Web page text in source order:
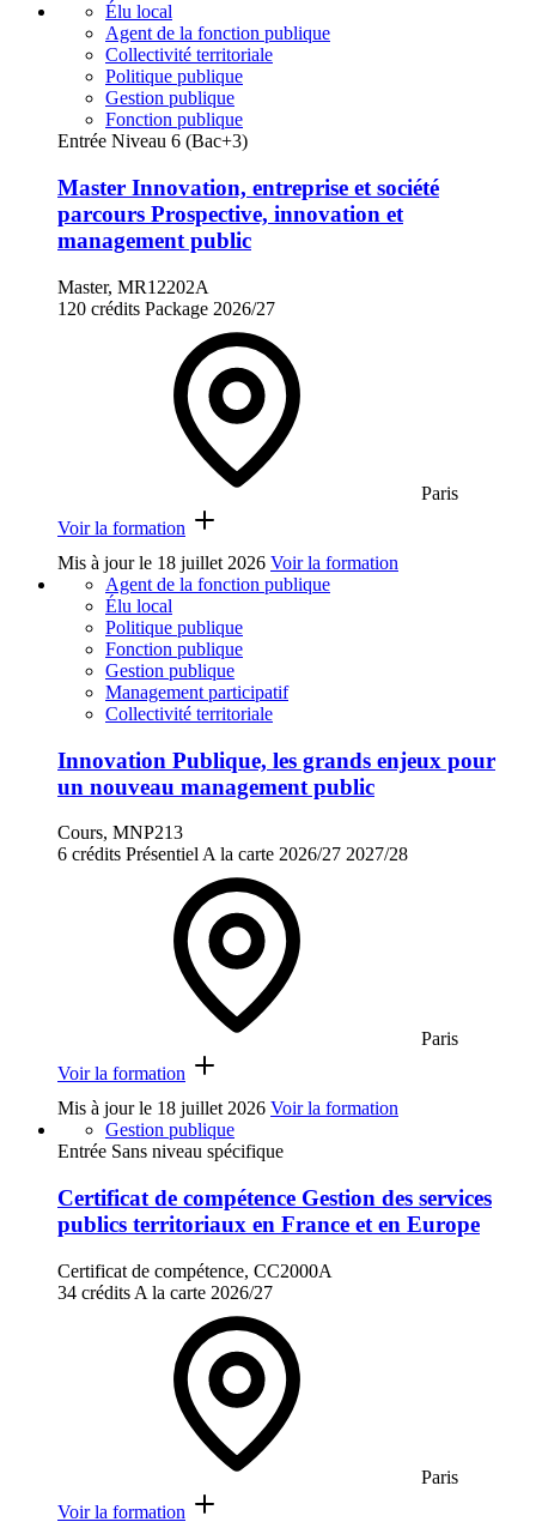
Élu local
Agent de la fonction publique
Collectivité territoriale
Politique publique
Gestion publique
Fonction publique
Entrée Niveau 6 (Bac+3)
Master Innovation, entreprise et société
parcours Prospective, innovation et
management public
Master, MR12202A
120 crédits Package 2026/27
Paris
Voir la formation
Mis à jour le 18 juillet 2026 Voir la formation
Agent de la fonction publique
Élu local
Politique publique
Fonction publique
Gestion publique
Management participatif
Collectivité territoriale
Innovation Publique, les grands enjeux pour
un nouveau management public
Cours, MNP213
6 crédits Présentiel A la carte 2026/27 2027/28
Paris
Voir la formation
Mis à jour le 18 juillet 2026 Voir la formation
Gestion publique
Entrée Sans niveau spécifique
Certificat de compétence Gestion des services
publics territoriaux en France et en Europe
Certificat de compétence, CC2000A
34 crédits A la carte 2026/27
Paris
Voir la formation